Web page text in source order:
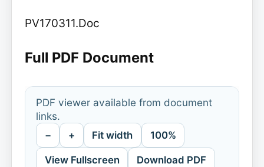
PV170311.Doc
Full PDF Document
PDF viewer available from document
links.
− + Fit width 100%
View Fullscreen Download PDF